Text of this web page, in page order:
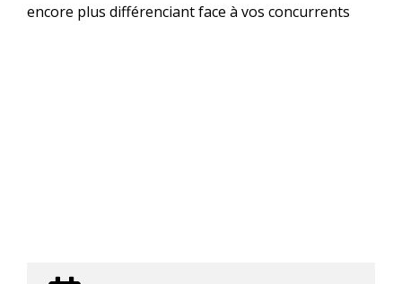
encore plus différenciant face à vos concurrents